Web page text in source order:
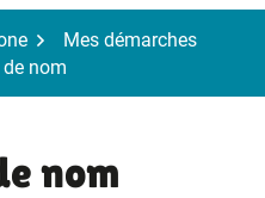
Mes démarches
nom
nom